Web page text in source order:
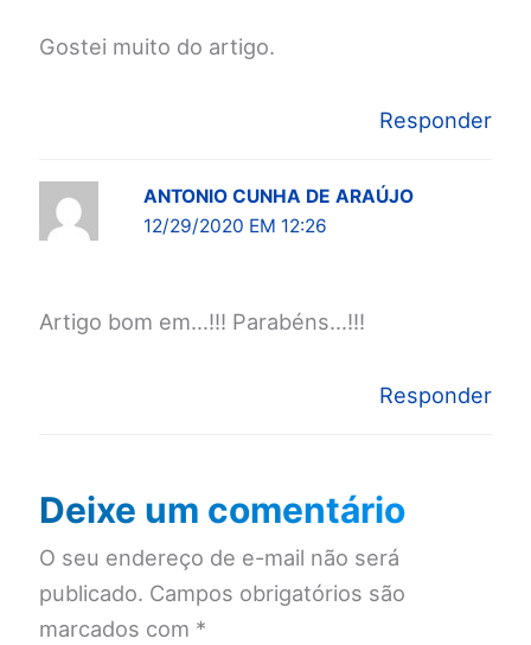
Gostei muito do artigo.
Responder
ANTONIO CUNHA DE ARAÚJO
12/29/2020 EM 12:26
Artigo bom em…!!! Parabéns…!!!
Responder
Deixe um comentário
O seu endereço de e-mail não será
publicado. Campos obrigatórios são
marcados com *